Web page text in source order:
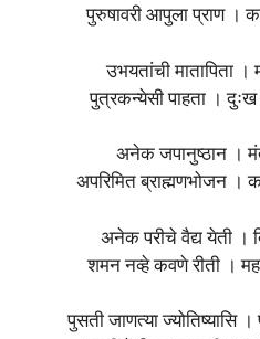
पुरुषावरी आपुला प्राण
उभयतांची मातापिता ।
पुत्रकन्येसी पाहता ।
अनेक जपानुष्ठान ।
अपरिमित ब्राह्मणभोजन ।
अनेक परीचे वैद्य येती ।
शमन नव्हे कवणे रीती ।
पुसती जाणत्या ज्योतिष्यासि